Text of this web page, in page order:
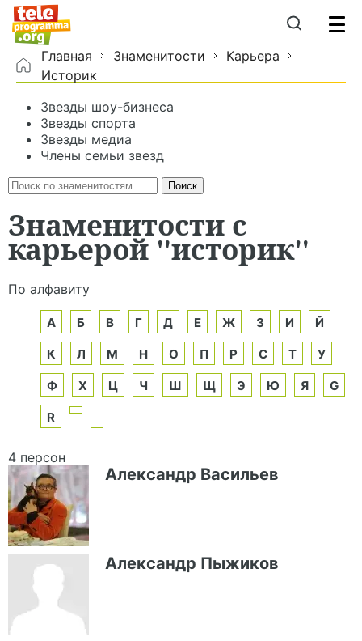
Главная Знаменитости
Карьера
Историк
Звезды шоу-бизнеса
Звезды спорта
Звезды медиа
Члены семьи звезд
Знаменитости с
карьерой "историк"
По алфавиту
А Б В Г Д Е Ж З И Й
К Л М Н О П Р С Т У
Ф Х Ц Ч Ш Щ Э Ю Я G
R
4 персон
Александр Васильев
Александр Пыжиков